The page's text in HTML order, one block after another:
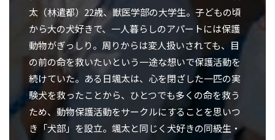
太（林遣都）22歳、獣医学部の大学生。子どもの頃
から大の犬好きで、一人暮らしのアパートには保護
動物がぎっしり。周りからは変人扱いされても、目
の前の命を救いたいという一途な想いで保護活動を
続けていた。ある日颯太は、心を閉ざした一匹の実
験犬を救ったことから、ひとつでも多くの命を救う
ため、動物保護活動をサークルにすることを思いつ
き「犬部」を設立。颯太と同じく犬好きの同級生・